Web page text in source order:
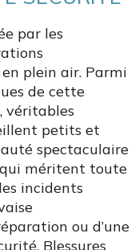
par les
plein air. Parmi
de cette
véritables
petits et
spectaculaire
qui méritent toute
incidents
ou d’une
Blessures